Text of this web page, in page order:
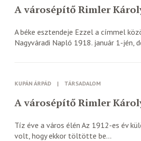
A városépítő Rimler
A béke esztendeje Ezzel a címmel
Nagyváradi Napló 1918. január 1-jén,
KUPÁN ÁRPÁD | TÁRSADALOM
A városépítő Rimler
Tíz éve a város élén Az 1912-es év
volt, hogy ekkor töltötte be...